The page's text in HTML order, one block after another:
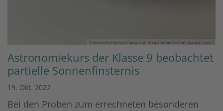
© Bischöfliches Gymnasium St. Ursula Geilenkirchen (Lorelai Rosin)
Astronomiekurs der Klasse 9 beobachtet
partielle Sonnenfinsternis
19. Okt. 2022
Bei den Proben zum errechneten besonderen